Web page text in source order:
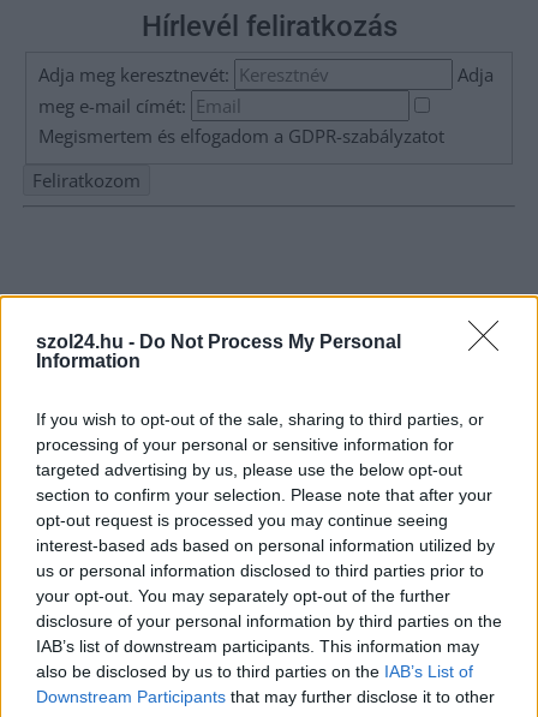
szol24.hu - Do Not Process My Personal
Information
If you wish to opt-out of the sale, sharing to third parties, or
processing of your personal or sensitive information for
targeted advertising by us, please use the below opt-out
section to confirm your selection. Please note that after your
opt-out request is processed you may continue seeing
interest-based ads based on personal information utilized by
us or personal information disclosed to third parties prior to
your opt-out. You may separately opt-out of the further
disclosure of your personal information by third parties on the
IAB’s list of downstream participants. This information may
also be disclosed by us to third parties on the IAB’s List of
Downstream Participants that may further disclose it to other
Hírlevél feliratkozás
Adja meg keresztnevét:
Adja
meg e-mail címét:
Megismertem és elfogadom a GDPR-szabályzatot
postaládájába érkezik!
A SZOL24 legfrissebb 24 cikke
Györfi Mihály több tucat vállalkozással egyeztetett a
kerékpárgyár dolgozóinak megsegítéséről
41 fok fölé forrósodott az ország, Szolnokon pedig egy másik
rekord is megdőlt
Egy telefonhívást akart, végül rendőrök vitték el a mezőtúri
férfit
A Tisza kormány minisztere újabb nagy változásokról döntött
a közoktatásban – például az iskolaigazgatók visszakapják
munkáltatói jogaikat